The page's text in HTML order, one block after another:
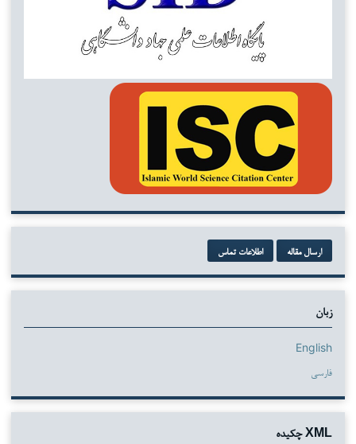
ارسال مقاله اطلاعات تماس
زبان
English
فارسی
XML چکیده